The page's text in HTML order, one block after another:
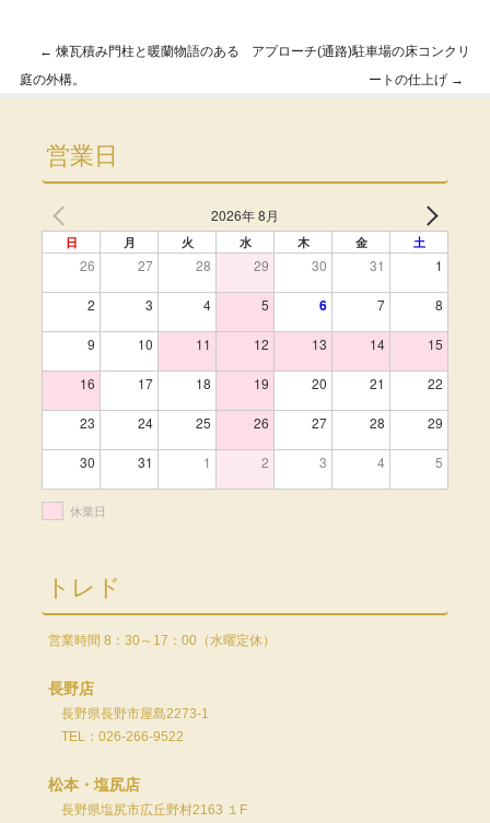
Post navigation
← 煉瓦積み門柱と暖蘭物語のある
庭の外構。
アプローチ(通路)駐車場の床コンクリ
ートの仕上げ →
営業日
2026年 8月
日 月 火 水 木 金 土
26 27 28 29 30 31 1
2 3 4 5 6 7 8
9 10 11 12 13 14 15
16 17 18 19 20 21 22
23 24 25 26 27 28 29
30 31 1 2 3 4 5
休業日
トレド
営業時間 8：30～17：00（水曜定休）
長野店
長野県長野市屋島2273-1
TEL：026-266-9522
松本・塩尻店
長野県塩尻市広丘野村2163 １F